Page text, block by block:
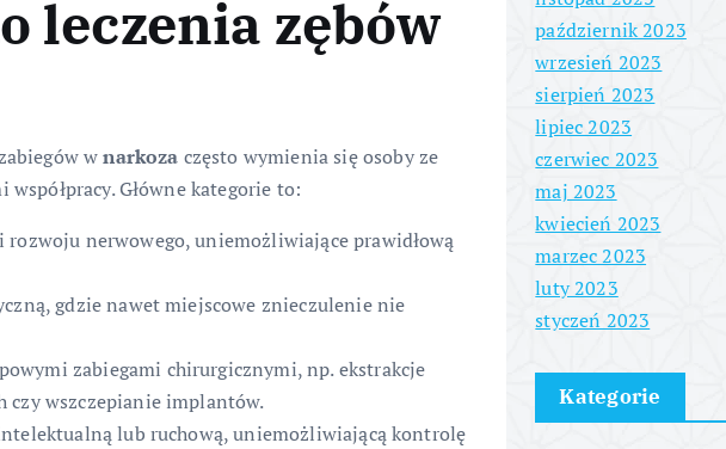
leczenia zębów
wnarkoza często wymienia się osoby ze
Główne kategorie to:
nerwowego, uniemożliwiające prawidłową
gdzie nawet miejscowe znieczulenie nie
zabiegami chirurgicznymi, np. ekstrakcje
czy wszczepianie implantów.
lub ruchową, uniemożliwiającą kontrolę
październik 2023
wrzesień 2023
sierpień 2023
lipiec 2023
czerwiec 2023
maj 2023
kwiecień 2023
marzec 2023
luty 2023
styczeń 2023
Kategorie